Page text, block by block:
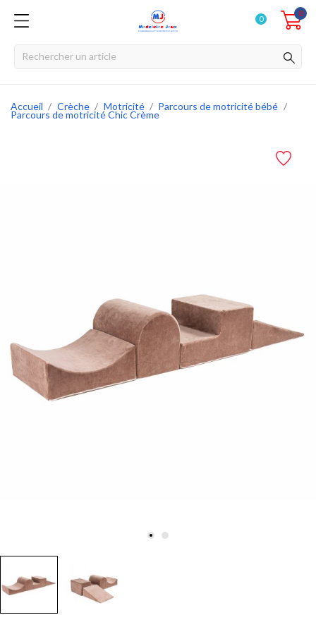
0
0
Accueil Crèche Motricité Parcours de motricité bébé
Parcours de motricité Chic Crème